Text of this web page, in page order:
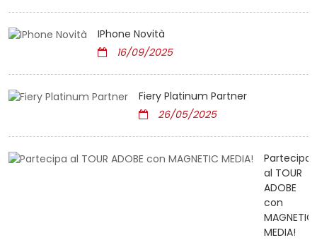
IPhone Novità
16/09/2025
Fiery Platinum Partner
26/05/2025
Partecipa
al TOUR
ADOBE
con
MAGNETIC
MEDIA!